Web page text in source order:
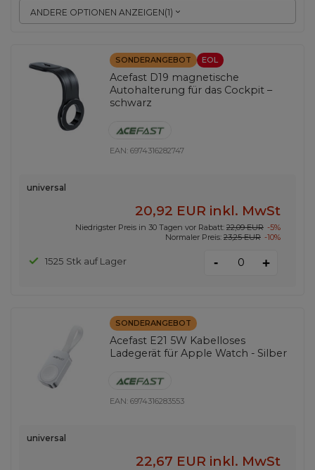
ANDERE OPTIONEN ANZEIGEN(1)
SONDERANGEBOT EOL
Acefast D19 magnetische
Autohalterung für das Cockpit –
schwarz
EAN:6974316282747
universal
20,92 EUR inkl. MwSt
Niedrigster Preis in 30 Tagen vor Rabatt: 22,09 EUR -5%
Normaler Preis: 23,25 EUR -10%
1525 Stk auf Lager - +
SONDERANGEBOT
Acefast E21 5W Kabelloses
Ladegerät für Apple Watch - Silber
EAN:6974316283553
universal
22,67 EUR inkl. MwSt